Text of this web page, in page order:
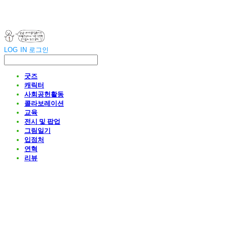
LOG IN 로그인
굿즈
캐릭터
사회공헌활동
콜라보레이션
교육
전시 및 팝업
그림일기
입점처
연혁
리뷰